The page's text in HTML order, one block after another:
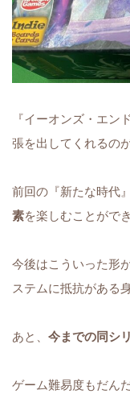
『イーオンズ・エン
張を出してくれるの
前回の『新たな時代
素を楽しむことがで
今後はこういった形
ステムに抵抗がある
あと、 今までの同シ
ゲーム難易度もだん